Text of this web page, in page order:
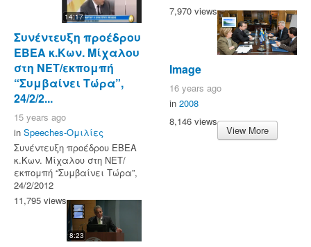
14:17
Συνέντευξη προέδρου
ΕΒΕΑ κ.Κων. Μίχαλου
στη ΝΕΤ/εκπομπή
“Συμβαίνει Τώρα”,
24/2/2...
15 years ago
in Speeches-Ομιλίες
Συνέντευξη προέδρου ΕΒΕΑ
κ.Κων. Μίχαλου στη ΝΕΤ/
εκπομπή “Συμβαίνει Τώρα”,
24/2/2012
11,795 views
8:23
7,970 views
Image
16 years ago
in 2008
8,146 views
View More